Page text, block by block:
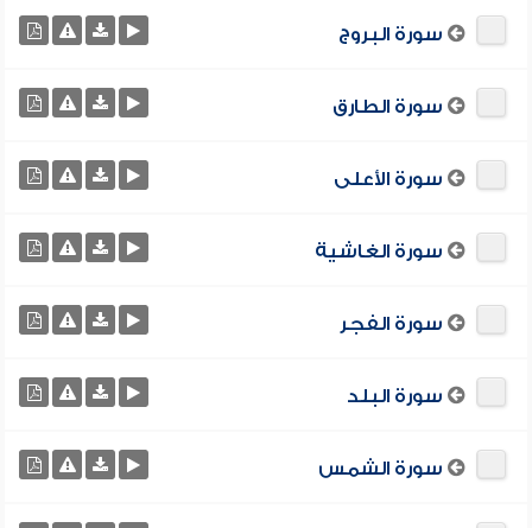
سورة البروج
سورة الطارق
سورة الأعلى
سورة الغاشية
سورة الفجر
سورة البلد
سورة الشمس